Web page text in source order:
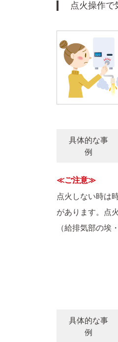
点火操作で
具体的な事
例
≪ご注意≫
点火しない時は
があります。点
（給排気部の埃
具体的な事
例